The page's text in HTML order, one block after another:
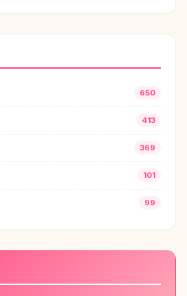
650
413
369
101
99